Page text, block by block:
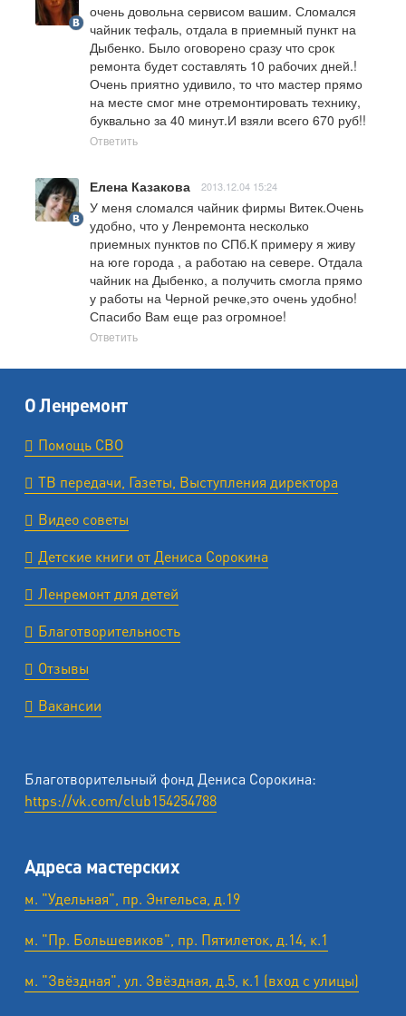
очень довольна сервисом вашим. Сломался
чайник тефаль, отдала в приемный пункт на
Дыбенко. Было оговорено сразу что срок
ремонта будет составлять 10 рабочих дней.!
Очень приятно удивило, то что мастер прямо
на месте смог мне отремонтировать технику,
буквально за 40 минут.И взяли всего 670 руб!!
Ответить
Елена Казакова 2013.12.04 15:24
У меня сломался чайник фирмы Витек.Очень
удобно, что у Ленремонта несколько
приемных пунктов по СПб.К примеру я живу
на юге города , а работаю на севере. Отдала
чайник на Дыбенко, а получить смогла прямо
у работы на Черной речке,это очень удобно!
Спасибо Вам еще раз огромное!
Ответить
О Ленремонт
Помощь СВО
ТВ передачи, Газеты, Выступления директора
Видео советы
Детские книги от Дениса Сорокина
Ленремонт для детей
Благотворительность
Отзывы
Вакансии
Благотворительный фонд Дениса Сорокина:
https://vk.com/club154254788
Адреса мастерских
м. "Удельная", пр. Энгельса, д.19
м. "Пр. Большевиков", пр. Пятилеток, д.14, к.1
м. "Звёздная", ул. Звёздная, д.5, к.1 (вход с улицы)